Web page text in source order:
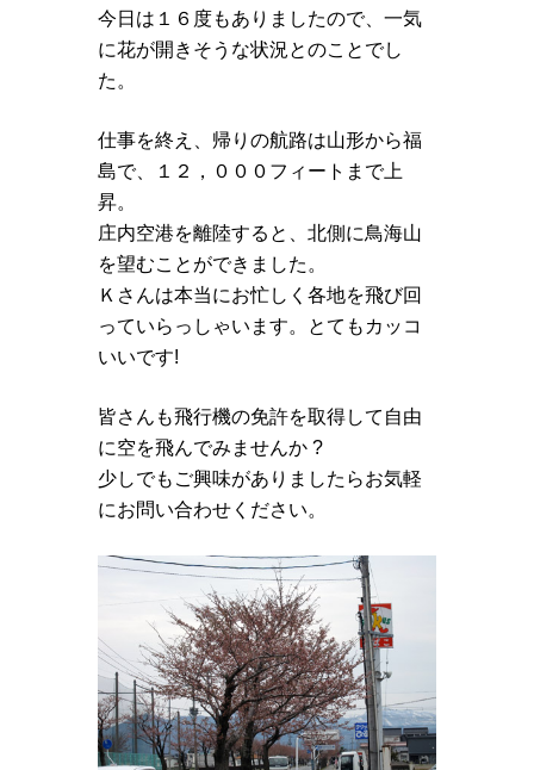
今日は１６度もありましたので、一気
に花が開きそうな状況とのことでし
た。
仕事を終え、帰りの航路は山形から福
島で、１２，０００フィートまで上
昇。
庄内空港を離陸すると、北側に鳥海山
を望むことができました。
Ｋさんは本当にお忙しく各地を飛び回
っていらっしゃいます。とてもカッコ
いいです!
皆さんも飛行機の免許を取得して自由
に空を飛んでみませんか ?
少しでもご興味がありましたらお気軽
にお問い合わせください。